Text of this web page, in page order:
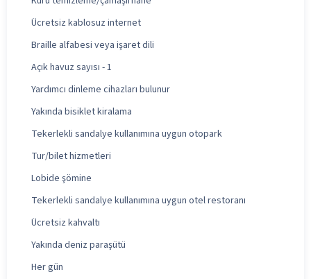
Ücretsiz kablosuz internet
Braille alfabesi veya işaret dili
Açık havuz sayısı - 1
Yardımcı dinleme cihazları bulunur
Yakında bisiklet kiralama
Tekerlekli sandalye kullanımına uygun otopark
Tur/bilet hizmetleri
Lobide şömine
Tekerlekli sandalye kullanımına uygun otel restoranı
Ücretsiz kahvaltı
Yakında deniz paraşütü
Her gün